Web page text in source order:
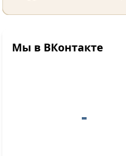
Мы в ВКонтакте